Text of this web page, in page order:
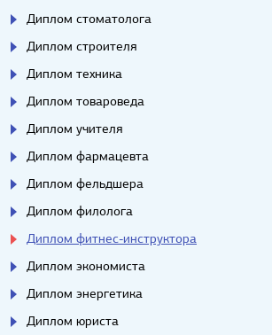
Диплом стоматолога
Диплом строителя
Диплом техника
Диплом товароведа
Диплом учителя
Диплом фармацевта
Диплом фельдшера
Диплом филолога
Диплом фитнес-инструктора
Диплом экономиста
Диплом энергетика
Диплом юриста